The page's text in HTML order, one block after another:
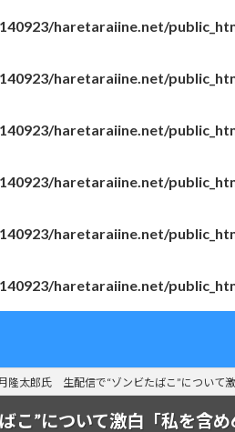
haretaraiine.net/
haretaraiine.net/
haretaraiine.net/
haretaraiine.net/
haretaraiine.net/
haretaraiine.net/
隆太郎氏 生配信で“ゾンビたばこ”について
”について激白「私を含